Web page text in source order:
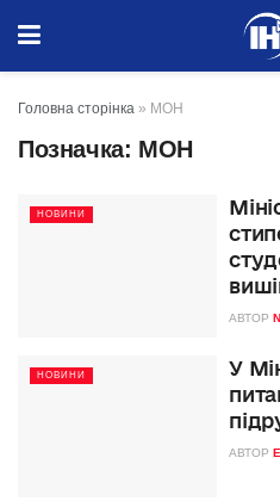
Головна сторінка » МОН
Позначка: МОН
НОВИНИ
АВТОР
НОВИНИ
У
АВТОР